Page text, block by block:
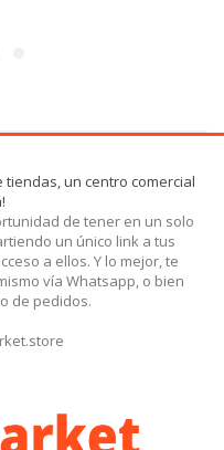
un centro comercial
de tener en un solo
un único link a tus
a ellos. Y lo mejor, te
vía Whatsapp, o bien
de pedidos.